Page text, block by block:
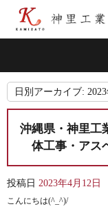
日別アーカイブ:
沖縄県・神里工
体工事・アス
投稿日 2023年4月12日
こんにちは(^_^)/